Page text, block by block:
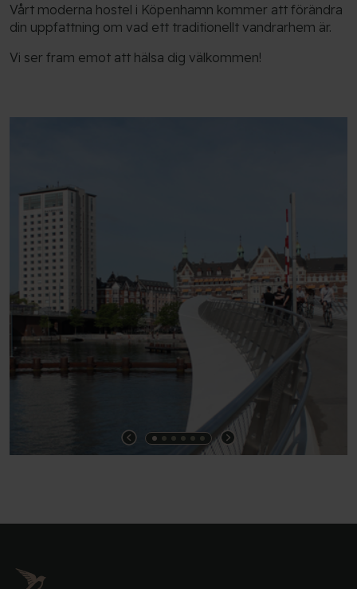
Vårt moderna hostel i Köpenhamn kommer att förändra
din uppfattning om vad ett traditionellt vandrarhem är.
Vi ser fram emot att hälsa dig välkommen!